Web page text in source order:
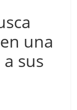
una
sus